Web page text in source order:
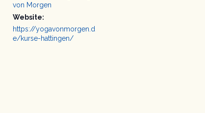
von Morgen
Website:
https://yogavonmorgen.d
e/kurse-hattingen/